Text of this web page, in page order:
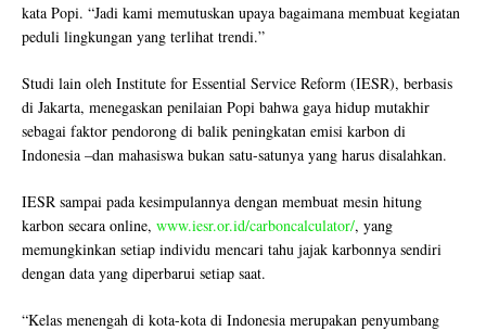
kata Popi. “Jadi kami memutuskan upaya bagaimana membuat kegiatan
peduli lingkungan yang terlihat trendi.”
Studi lain oleh Institute for Essential Service Reform (IESR), berbasis
di Jakarta, menegaskan penilaian Popi bahwa gaya hidup mutakhir
sebagai faktor pendorong di balik peningkatan emisi karbon di
Indonesia –dan mahasiswa bukan satu-satunya yang harus disalahkan.
IESR sampai pada kesimpulannya dengan membuat mesin hitung
karbon secara online, www.iesr.or.id/carboncalculator/, yang
memungkinkan setiap individu mencari tahu jajak karbonnya sendiri
dengan data yang diperbarui setiap saat.
“Kelas menengah di kota-kota di Indonesia merupakan penyumbang